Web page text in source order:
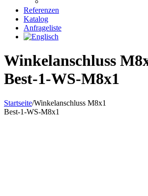
Referenzen
Katalog
Anfrageliste
Winkelanschluss
Best-1-WS-M8x1
Startseite/Winkelanschluss M8x1
Best-1-WS-M8x1